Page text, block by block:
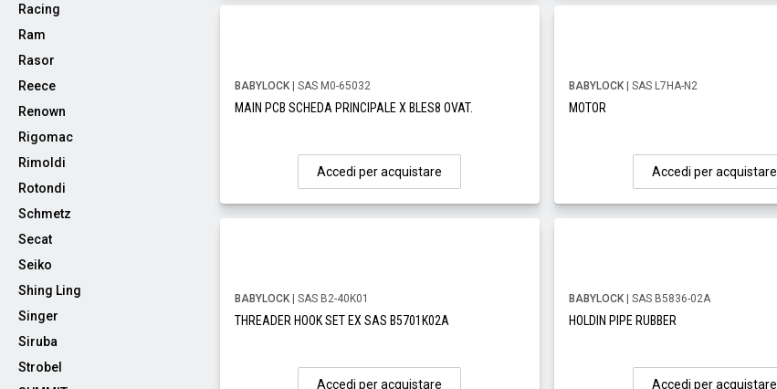
Racing
Ram
Rasor
Reece
Renown
Rigomac
Rimoldi
Rotondi
Schmetz
Secat
Seiko
Shing Ling
Singer
Siruba
Strobel
BABYLOCK| SAS M0-65032
MAIN PCB SCHEDA PRINCIPALE X BLES8 OVAT.
Accedi per acquistare
BABYLOCK | SAS L7HA-N2
MOTOR
Accedi per acquistare
BABYLOCK| SAS B2-40K01
THREADER HOOK SET EX SAS B5701K02A
Accedi per acquistare
BABYLOCK | SAS B5836-02A
HOLDIN PIPE RUBBER
Accedi per acquistare